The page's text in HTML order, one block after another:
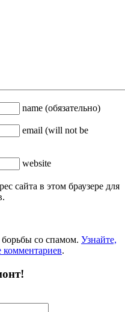
name (обязательно)
email (will not be
website
сайта в этом браузере для
борьбы со спамом. Узнайте,
.